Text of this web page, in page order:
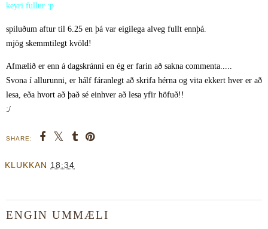
keyri fullur :p
spiluðum aftur til 6.25 en þá var eigilega alveg fullt ennþá.
mjög skemmtilegt kvöld!
Afmælið er enn á dagskránni en ég er farin að sakna commenta.....
Svona í allurunni, er hálf fáranlegt að skrifa hérna og vita ekkert hver er að
lesa, eða hvort að það sé einhver að lesa yfir höfuð!!
:/
SHARE:
KLUKKAN 18:34
ENGIN UMMÆLI